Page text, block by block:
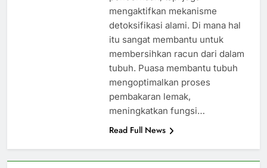
mengaktifkan mekanisme
detoksifikasi alami. Di mana hal
itu sangat membantu untuk
membersihkan racun dari dalam
tubuh. Puasa membantu tubuh
mengoptimalkan proses
pembakaran lemak,
meningkatkan fungsi…
Read Full News